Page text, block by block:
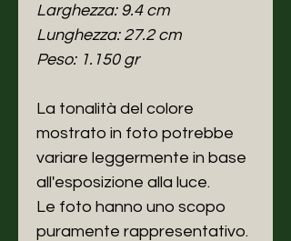
Larghezza: 9.4 cm
Lunghezza: 27.2 cm
Peso: 1.150 gr
La tonalità del colore
mostrato in foto potrebbe
variare leggermente in base
all'esposizione alla luce.
Le foto hanno uno scopo
puramente rappresentativo.